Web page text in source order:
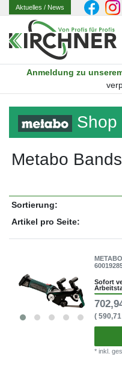
Aktuelles/ News
Anmeldung zu
Shop
Metabo
Sortierung:
Artikel pro Seite:
Sofort
(
* inkl.